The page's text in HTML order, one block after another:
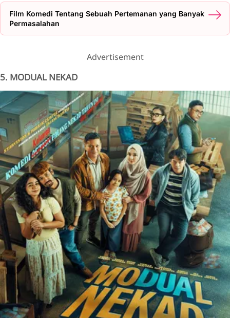
Film Komedi Tentang Sebuah Pertemanan yang Banyak
Permasalahan
Advertisement
5. MODUAL NEKAD